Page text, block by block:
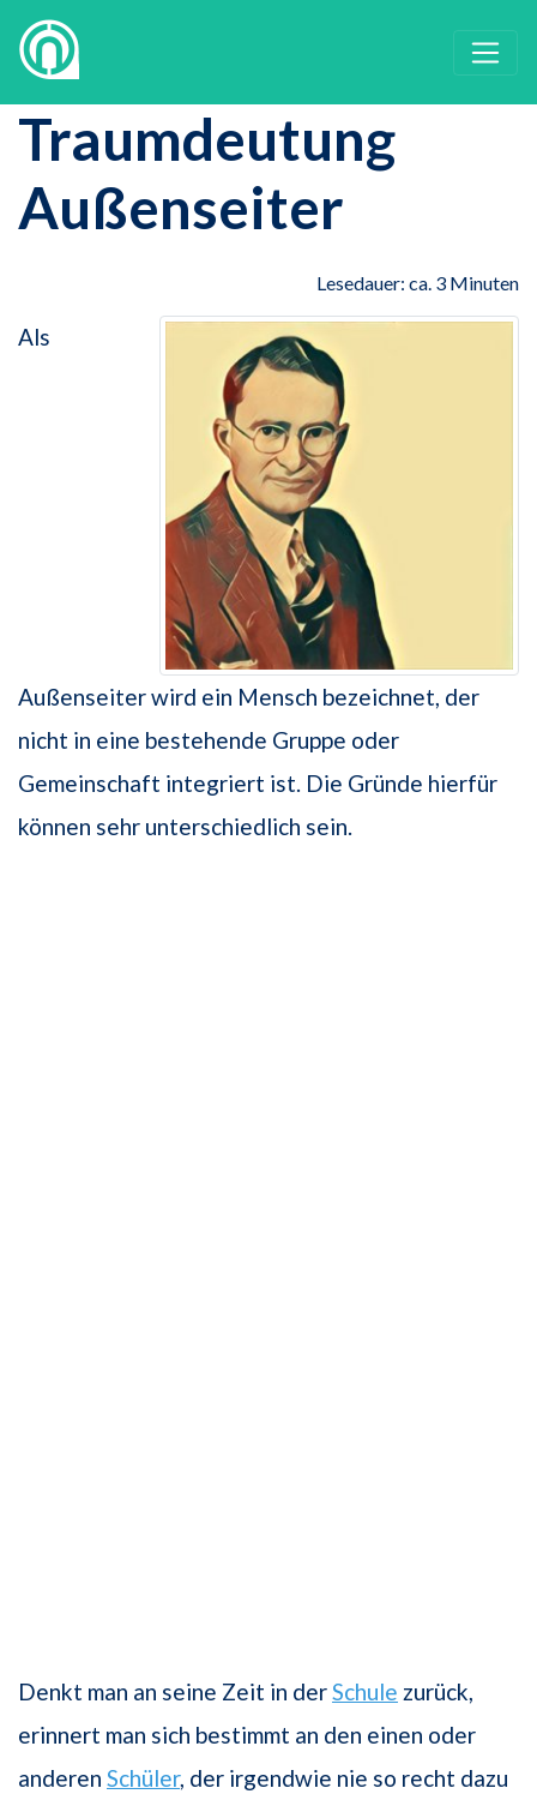
Traumdeutung
Außenseiter
Lesedauer: ca. 3 Minuten
Als
Außenseiter wird ein Mensch bezeichnet, der
nicht in eine bestehende Gruppe oder
Gemeinschaft integriert ist. Die Gründe hierfür
können sehr unterschiedlich sein.
Denkt man an seine Zeit in derSchule zurück,
erinnert man sich bestimmt an den einen oder
anderen Schüler, der irgendwie nie so recht dazu